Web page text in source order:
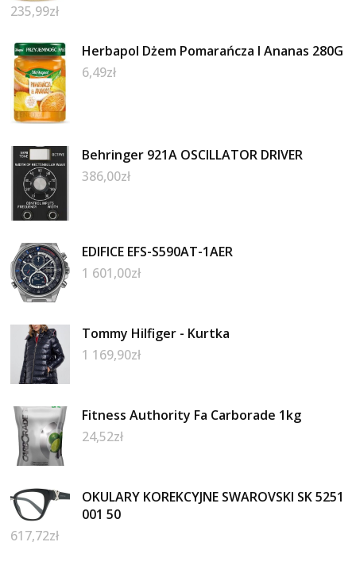
235,99zł
Herbapol Dżem Pomarańcza I Ananas 280G
6,49zł
Behringer 921A OSCILLATOR DRIVER
386,00zł
EDIFICE EFS-S590AT-1AER
1 601,00zł
Tommy Hilfiger - Kurtka
1 169,90zł
Fitness Authority Fa Carborade 1kg
24,52zł
OKULARY KOREKCYJNE SWAROVSKI SK 5251
001 50
617,72zł